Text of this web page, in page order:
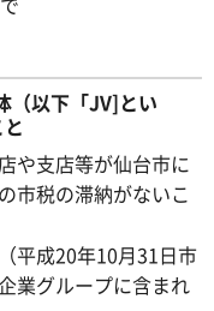
（以下「JV]とい
や支店等が仙台市に
市税の滞納がないこ
平成20年10月31日市
業グループに含まれ